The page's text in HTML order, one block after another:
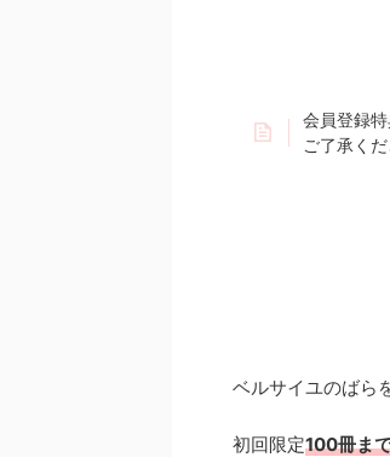
会員登録
ご了承くだ
ベルサイユのばら
初回限定100冊ま